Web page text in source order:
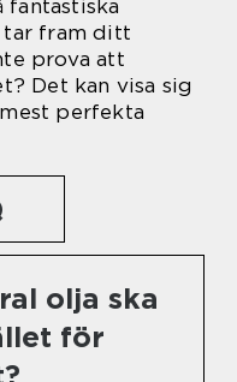
fantastiska
tar fram ditt
prova att
Det kan visa sig
perfekta
olja ska
för